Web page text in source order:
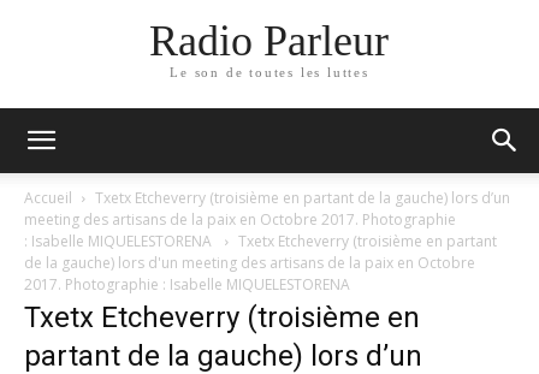
Radio Parleur
Le son de toutes les luttes
Accueil
Txetx Etcheverry (troisième en partant de la gauche) lors d’un
meeting des artisans de la paix en Octobre 2017. Photographie
: Isabelle MIQUELESTORENA
Txetx Etcheverry (troisième en partant
de la gauche) lors d'un meeting des artisans de la paix en Octobre
2017. Photographie : Isabelle MIQUELESTORENA
Txetx Etcheverry (troisième en
partant de la gauche) lors d’un